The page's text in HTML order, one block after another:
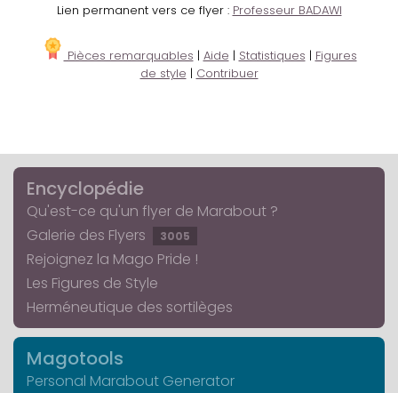
Lien permanent vers ce flyer : Professeur BADAWI
Pièces remarquables | Aide | Statistiques | Figures
de style | Contribuer
Encyclopédie
Qu'est-ce qu'un flyer de Marabout ?
Galerie des Flyers
3005
Rejoignez la Mago Pride !
Les Figures de Style
Herméneutique des sortilèges
Magotools
Personal Marabout Generator